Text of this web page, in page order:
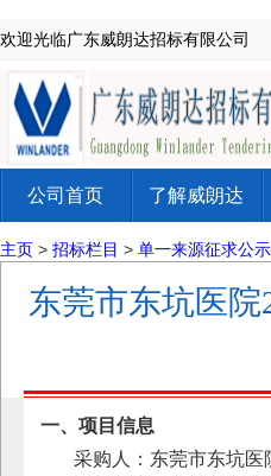
欢迎光临广东威朗达招标有限公司
公司首页 了解威朗达
主页 > 招标栏目 > 单一来源征求公示
东莞市东坑医
一、项目信息
采购人：东莞市东坑医